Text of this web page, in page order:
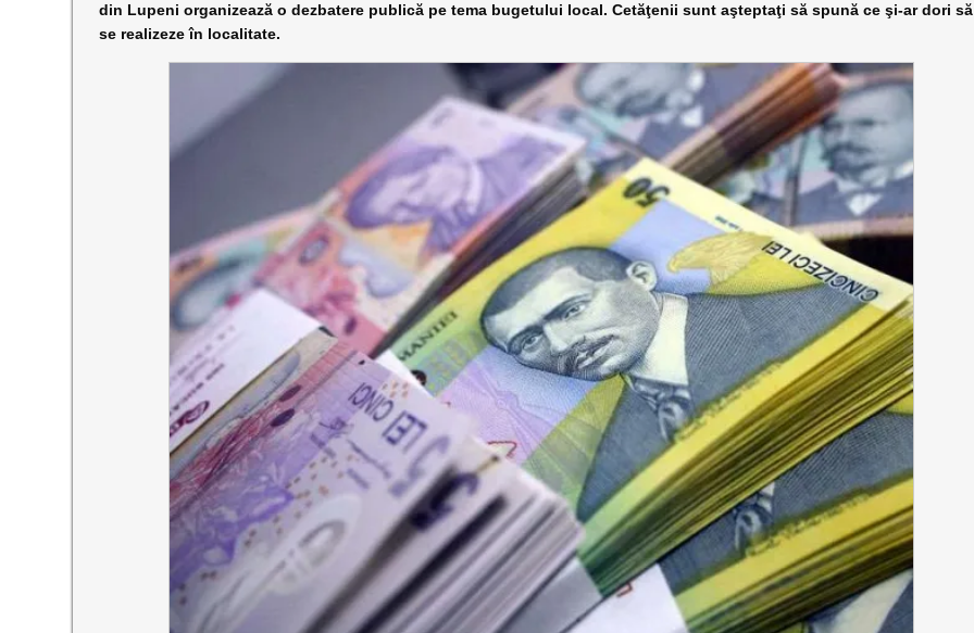
din Lupeni organizează o dezbatere publică pe tema bugetului local. Cetăţenii sunt aşteptaţi să spună ce şi-ar dori să
se realizeze în localitate.